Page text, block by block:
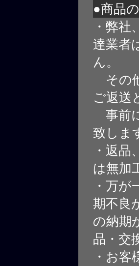
●商品
・弊社
達業者
ん。
その
ご返送
事前
致しま
・返
は無加
・万
期不良
の納期
品・交
・お客